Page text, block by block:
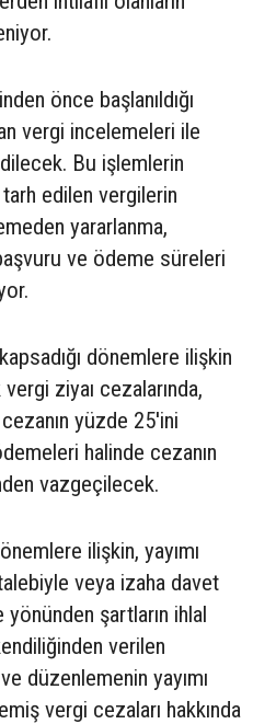
önce başlanıldığı
vergi incelemeleri ile
Bu işlemlerin
edilen vergilerin
yararlanma,
ve ödeme süreleri
dönemlere ilişkin
ziyaı cezalarında,
yüzde 25'ini
halinde cezanın
vazgeçilecek.
ilişkin, yayımı
veya izaha davet
şartların ihlal
verilen
düzenlemenin yayımı
vergi cezaları hakkında